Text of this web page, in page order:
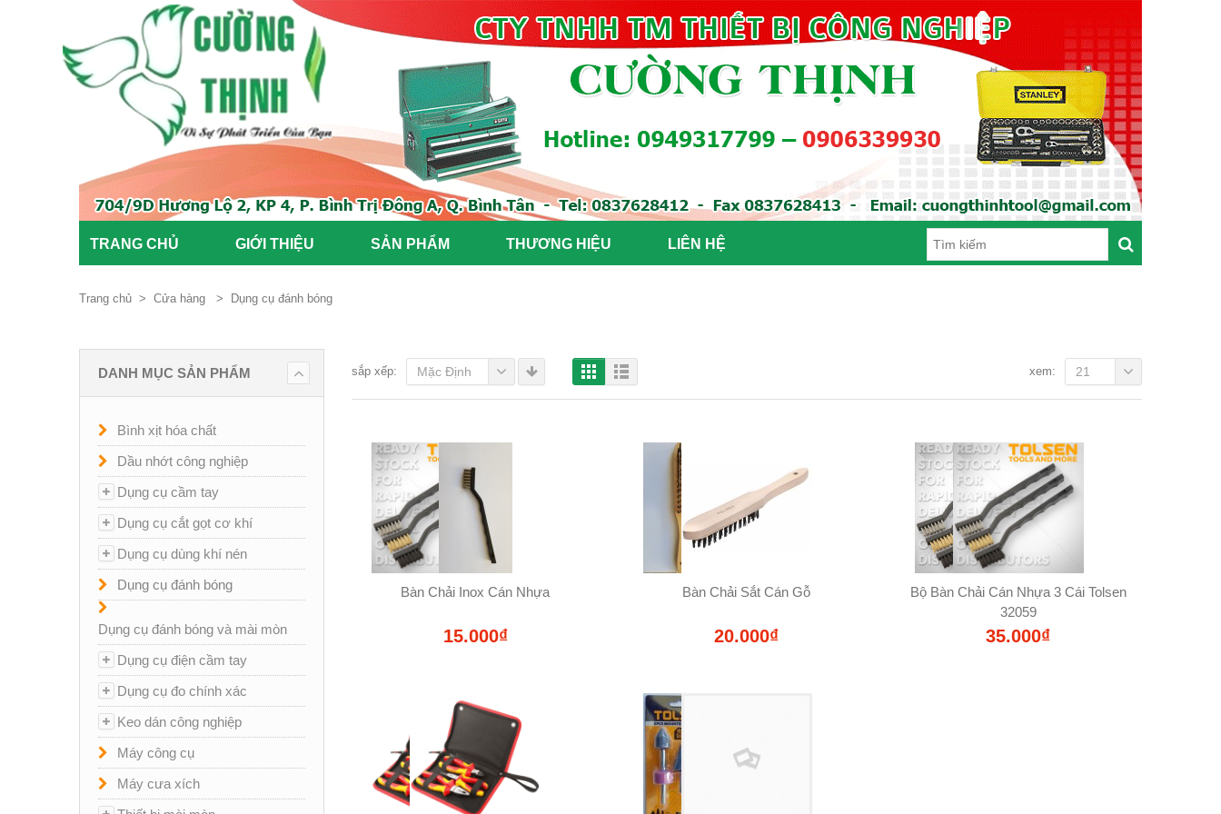
TRANG CHỦ GIỚI THIỆU SẢN PHẨM THƯƠNG HIỆU LIÊN HỆ
Trang chủ > Cửa hàng > Dụng cụ đánh bóng
sắp xếp: Mặc Định xem: 21
Bàn Chải Inox Cán Nhựa
15.000₫
Bàn Chải Sắt Cán Gỗ
20.000₫
Bộ Bàn Chải Cán Nhựa 3 Cái Tolsen
32059
35.000₫
DANH MỤC SẢN PHẨM
Bình xịt hóa chất
Dầu nhớt công nghiệp
Dụng cụ cầm tay
Dụng cụ cắt gọt cơ khí
Dụng cụ dùng khí nén
Dụng cụ đánh bóng
Dụng cụ đánh bóng và mài mòn
Dụng cụ điện cầm tay
Dụng cụ đo chính xác
Keo dán công nghiệp
Máy công cụ
Máy cưa xích